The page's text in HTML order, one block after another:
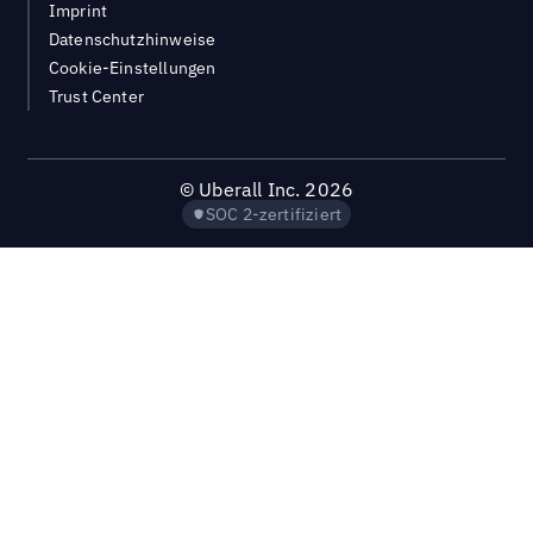
Imprint
Datenschutzhinweise
Cookie-Einstellungen
Trust Center
© Uberall Inc. 2026
SOC 2-zertifiziert